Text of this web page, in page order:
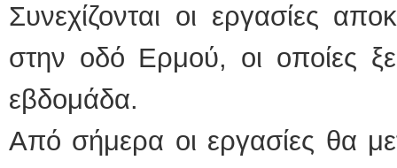
Συνεχίζονται οι εργασίες
στην οδό Ερμού, οι οποίες
εβδομάδα.
Από σήμερα οι εργασίες θα